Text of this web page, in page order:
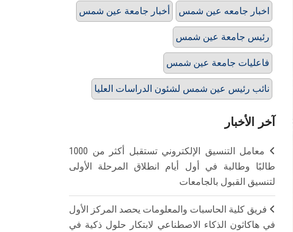
أخبار جامعة عين شمس اخبار جامعه عين شمس
رئيس جامعة عين شمس
فاعليات جامعة عين شمس
نائب رئيس عين شمس لشئون الدراسات العليا
آخر الأخبار
معامل التنسيق الإلكتروني تستقبل أكثر من 1000
طالبًا وطالبة في أول أيام انطلاق المرحلة الأولى
لتنسيق القبول بالجامعات
فريق كلية الحاسبات والمعلومات يحصد المركز الأول
في هاكاثون الذكاء الاصطناعي لابتكار حلول ذكية في